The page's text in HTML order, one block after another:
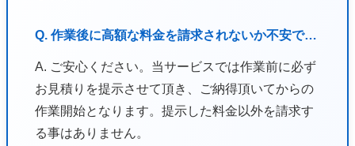
Q. 作業後に高額な料金を請求されないか不安で…
A. ご安心ください。当サービスでは作業前に必ず
お見積りを提示させて頂き、ご納得頂いてからの
作業開始となります。提示した料金以外を請求す
る事はありません。